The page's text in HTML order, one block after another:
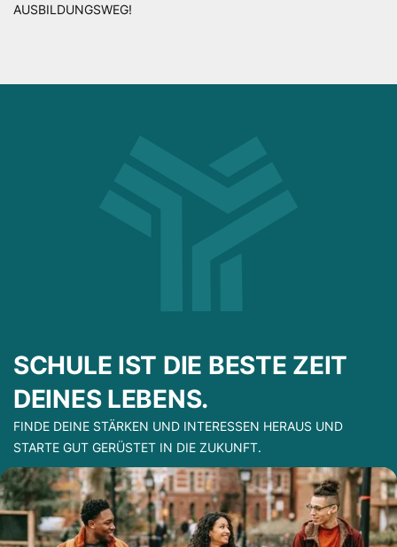
AUSBILDUNGSWEG!
SCHULE IST DIE BESTE ZEIT
DEINES LEBENS.
FINDE DEINE STÄRKEN UND INTERESSEN HERAUS UND
STARTE GUT GERÜSTET IN DIE ZUKUNFT.